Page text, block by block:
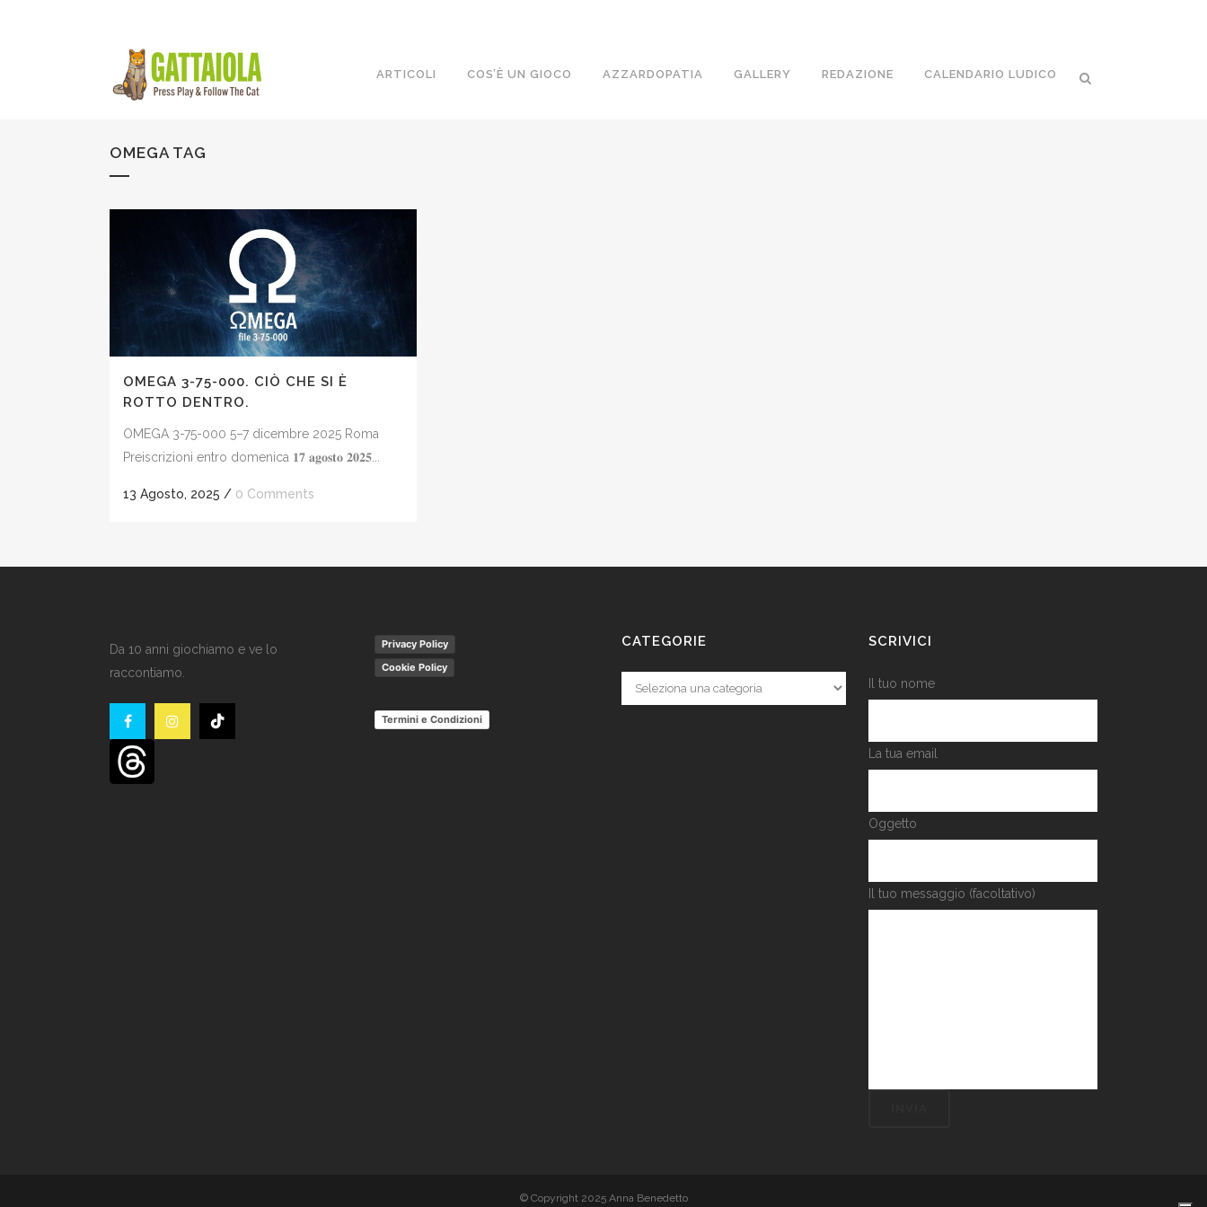
ARTICOLI COS’È UN GIOCO AZZARDOPATIA GALLERY REDAZIONE CALENDARIO LUDICO
OMEGA TAG
OMEGA 3-75-000. CIÒ CHE SI È
ROTTO DENTRO.
OMEGA 3-75-000 5–7 dicembre 2025 Roma
Preiscrizioni entro domenica 𝟏𝟕 𝐚𝐠𝐨𝐬𝐭𝐨 𝟐𝟎𝟐𝟓...
13 Agosto, 2025 / 0 Comments
Da 10 anni giochiamo e ve lo
raccontiamo.
Privacy Policy
Cookie Policy
Termini e Condizioni
CATEGORIE
Categorie
SCRIVICI
Il tuo nome
La tua email
Oggetto
Il tuo messaggio (facoltativo)
© Copyright 2025 Anna Benedetto